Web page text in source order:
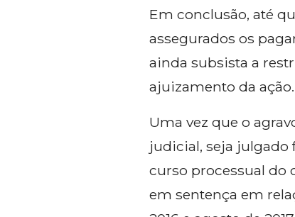
Em conclusão, até
assegurados os
ainda subsista a
ajuizamento da ação.
Uma vez que o
judicial, seja julgado
curso processual do
em sentença em